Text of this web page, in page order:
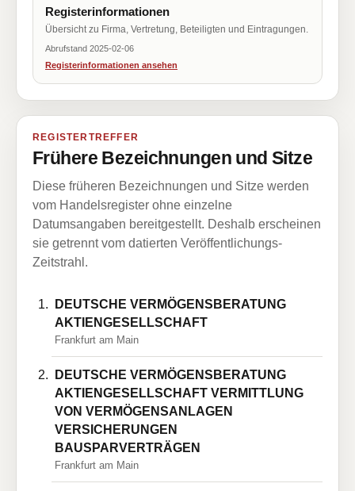
Registerinformationen
Übersicht zu Firma, Vertretung, Beteiligten und Eintragungen.
Abrufstand 2025-02-06
Registerinformationen ansehen
REGISTERTREFFER
Frühere Bezeichnungen und Sitze
Diese früheren Bezeichnungen und Sitze werden
vom Handelsregister ohne einzelne
Datumsangaben bereitgestellt. Deshalb erscheinen
sie getrennt vom datierten Veröffentlichungs-
Zeitstrahl.
DEUTSCHE VERMÖGENSBERATUNG
AKTIENGESELLSCHAFT
Frankfurt am Main
DEUTSCHE VERMÖGENSBERATUNG
AKTIENGESELLSCHAFT VERMITTLUNG
VON VERMÖGENSANLAGEN
VERSICHERUNGEN
BAUSPARVERTRÄGEN
Frankfurt am Main